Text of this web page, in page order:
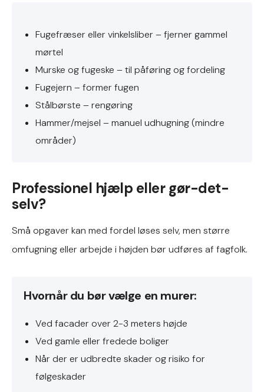
Fugefræser eller vinkelsliber – fjerner gammel
mørtel
Murske og fugeske – til påføring og fordeling
Fugejern – former fugen
Stålbørste – rengøring
Hammer/mejsel – manuel udhugning (mindre
områder)
Professionel hjælp eller gør-det-
selv?
Små opgaver kan med fordel løses selv, men større
omfugning eller arbejde i højden bør udføres af fagfolk.
Hvornår du bør vælge en murer:
Ved facader over 2-3 meters højde
Ved gamle eller fredede boliger
Når der er udbredte skader og risiko for
følgeskader